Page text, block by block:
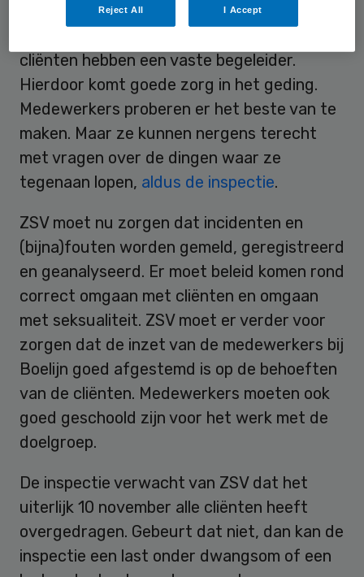
orthopedagogen vertrokken zijn of ziek of
cliënten hebben een vaste begeleider.
Hierdoor komt goede zorg in het geding.
Medewerkers proberen er het beste van te
maken. Maar ze kunnen nergens terecht
met vragen over de dingen waar ze
tegenaan lopen, aldus de inspectie.
ZSV moet nu zorgen dat incidenten en
(bijna)fouten worden gemeld, geregistreerd
en geanalyseerd. Er moet beleid komen rond
correct omgaan met cliënten en omgaan
met seksualiteit. ZSV moet er verder voor
zorgen dat de inzet van de medewerkers bij
Boelijn goed afgestemd is op de behoeften
van de cliënten. Medewerkers moeten ook
goed geschoold zijn voor het werk met de
doelgroep.
De inspectie verwacht van ZSV dat het
uiterlijk 10 november alle cliënten heeft
overgedragen. Gebeurt dat niet, dan kan de
inspectie een last onder dwangsom of een
Reject All I Accept